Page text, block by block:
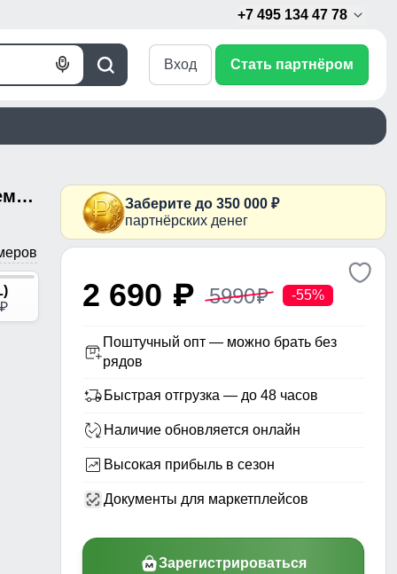
+7 495 134 47 78
Поиск
Голосовой
Вход Стать партнёром
Спортивный костюм мужской демисезонный на флисе цвета хаки 331Kh
p
Заберите до 350 000 ₽
партнёрских денег
2 690 p 5990p -55%
Поштучный опт — можно брать без
рядов
Быстрая отгрузка — до 48 часов
Наличие обновляется онлайн
Высокая прибыль в сезон
Документы для маркетплейсов
Зарегистрироваться